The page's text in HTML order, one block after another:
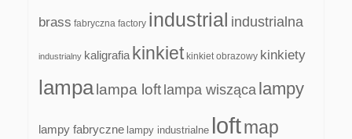
brass fabryczna factory industrial industrialna
industrialny kaligrafia kinkiet kinkiet obrazowy kinkiety
lampa lampa loft lampa wisząca lampy
lampy fabryczne lampy industrialne loftmap